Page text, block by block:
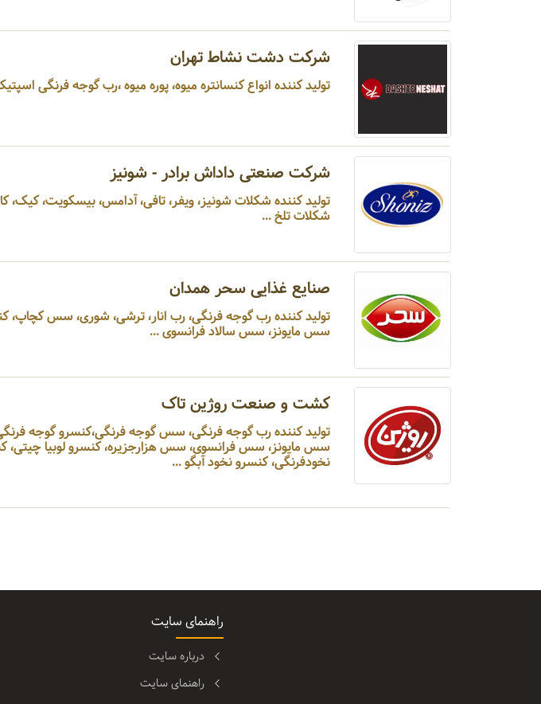
شرکت دشت نشاط تهران
تولید کننده انواع کنسانتره میوه، پوره میوه ،رب گوجه فرنگی
شرکت صنعتی داداش برادر - شونیز
تولید کننده شکلات شونیز، ویفر، تافی، آدامس، بیسکویت، کیک،
شکلات تلخ ...
صنایع غذایی سحر همدان
تولید کننده رب گوجه فرنگی، رب انار، ترشی، شوری، سس کچاپ،
سس مایونز، سس سالاد فرانسوی ...
کشت و صنعت روژین تاک
تولید کننده رب گوجه فرنگی، سس گوجه فرنگی،کنسرو گوجه
سس مایونز، سس فرانسوی، سس هزارجزیره، کنسرو لوبیا چیتی،
نخودفرنگی، کنسرو نخود آبگو ...
راهنمای سایت
درباره سایت
راهنمای سایت